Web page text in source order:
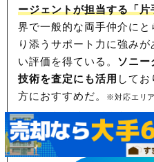
ージェントが担当する「
界で一般的な両手仲介に
り添うサポート力に強み
い評価を得ている。 ソニー
技術を査定にも活用 して
方におすすめだ。
※対応エリ
県、大阪府、兵庫県、京都府
東証プライム上